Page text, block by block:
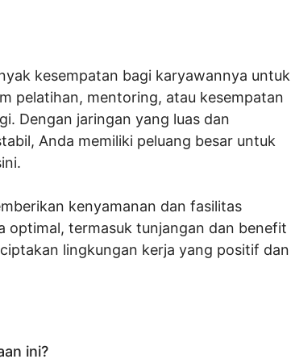
kesempatan bagi karyawannya untuk
pelatihan, mentoring, atau kesempatan
Dengan jaringan yang luas dan
Anda memiliki peluang besar untuk
kenyamanan dan fasilitas
optimal, termasuk tunjangan dan benefit
lingkungan kerja yang positif dan
ini?